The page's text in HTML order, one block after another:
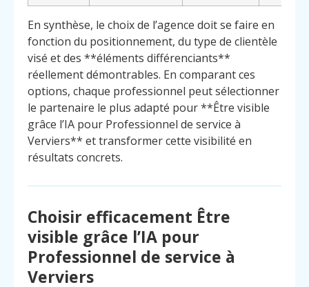
En synthèse, le choix de l’agence doit se faire en
fonction du positionnement, du type de clientèle
visé et des **éléments différenciants**
réellement démontrables. En comparant ces
options, chaque professionnel peut sélectionner
le partenaire le plus adapté pour **Être visible
grâce l’IA pour Professionnel de service à
Verviers** et transformer cette visibilité en
résultats concrets.
Choisir efficacement Être
visible grâce l’IA pour
Professionnel de service à
Verviers